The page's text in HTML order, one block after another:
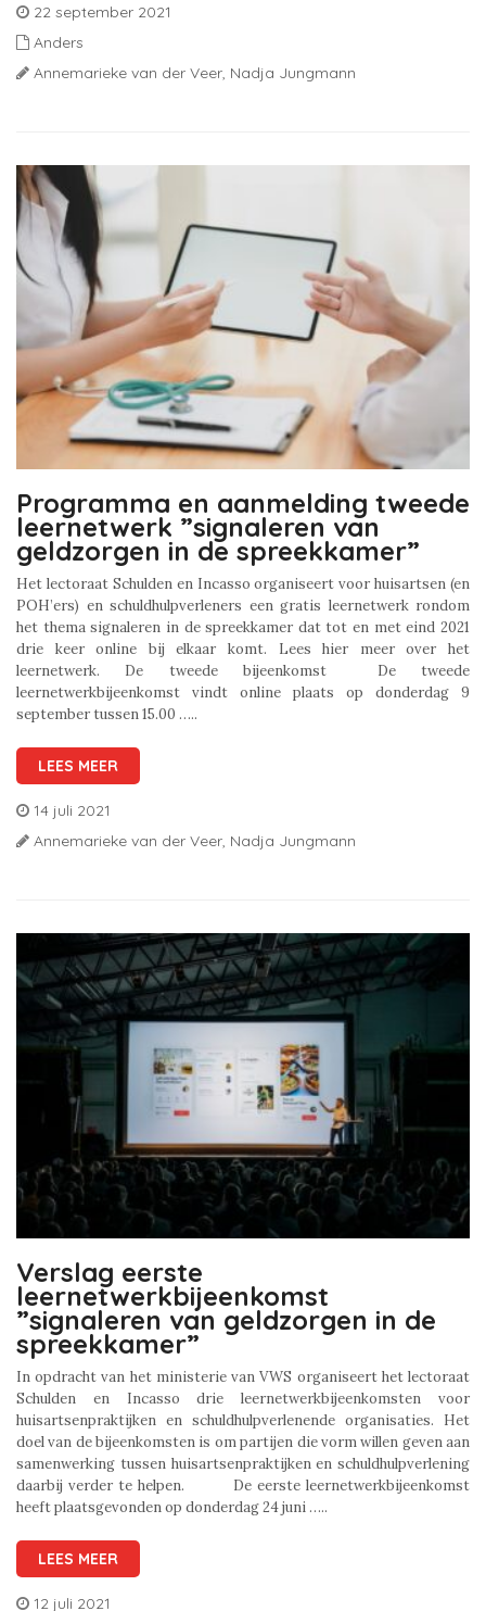
22 september 2021
Anders
Annemarieke van der Veer, Nadja Jungmann
Programma en aanmelding tweede
leernetwerk ”signaleren van
geldzorgen in de spreekkamer”
Het lectoraat Schulden en Incasso organiseert voor huisartsen (en
POH’ers) en schuldhulpverleners een gratis leernetwerk rondom
het thema signaleren in de spreekkamer dat tot en met eind 2021
drie keer online bij elkaar komt. Lees hier meer over het
leernetwerk. De tweede bijeenkomst De tweede
leernetwerkbijeenkomst vindt online plaats op donderdag 9
september tussen 15.00 …..
LEES MEER
14 juli 2021
Annemarieke van der Veer, Nadja Jungmann
Verslag eerste
leernetwerkbijeenkomst
”signaleren van geldzorgen in de
spreekkamer”
In opdracht van het ministerie van VWS organiseert het lectoraat
Schulden en Incasso drie leernetwerkbijeenkomsten voor
huisartsenpraktijken en schuldhulpverlenende organisaties. Het
doel van de bijeenkomsten is om partijen die vorm willen geven aan
samenwerking tussen huisartsenpraktijken en schuldhulpverlening
daarbij verder te helpen. De eerste leernetwerkbijeenkomst
heeft plaatsgevonden op donderdag 24 juni …..
LEES MEER
12 juli 2021